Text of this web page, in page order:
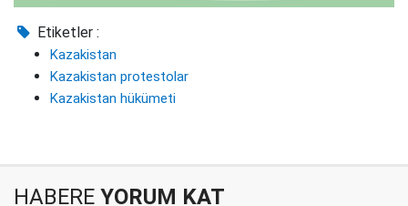
Etiketler :
Kazakistan
Kazakistan protestolar
Kazakistan hükümeti
HABERE YORUM KAT